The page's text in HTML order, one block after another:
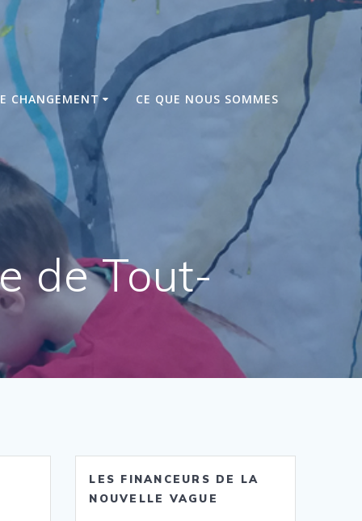
CHANGEMENT CE QUE NOUS SOMMES
de Tout-
LES FINANCEURS DE LA
NOUVELLE VAGUE